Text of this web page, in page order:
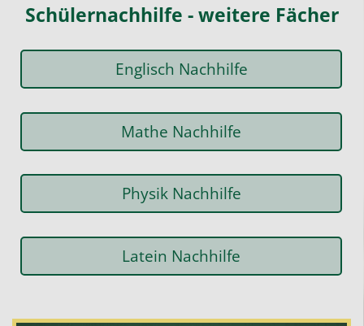
Schülernachhilfe - weitere Fächer
Englisch Nachhilfe
Mathe Nachhilfe
Physik Nachhilfe
Latein Nachhilfe